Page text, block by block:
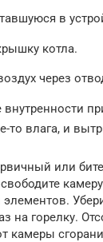
в
котла.
через
внутренности
то влага, и
или
на горелку.
камеры